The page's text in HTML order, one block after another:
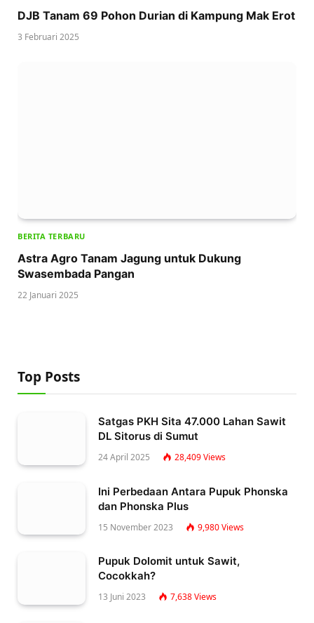
DJB Tanam 69 Pohon Durian di Kampung Mak Erot
3 Februari 2025
BERITA TERBARU
Astra Agro Tanam Jagung untuk Dukung
Swasembada Pangan
22 Januari 2025
Top Posts
Satgas PKH Sita 47.000 Lahan Sawit
DL Sitorus di Sumut
24 April 2025 28,409Views
Ini Perbedaan Antara Pupuk Phonska
dan Phonska Plus
15 November 2023 9,980Views
Pupuk Dolomit untuk Sawit,
Cocokkah?
13 Juni 2023 7,638Views